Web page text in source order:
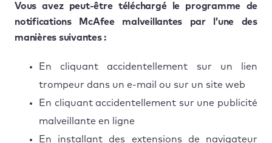
Vous avez peut-être téléchargé le programme de
notifications McAfee malveillantes par l’une des
manières suivantes :
En cliquant accidentellement sur un lien
trompeur dans un e-mail ou sur un site web
En cliquant accidentellement sur une publicité
malveillante en ligne
En installant des extensions de navigateur